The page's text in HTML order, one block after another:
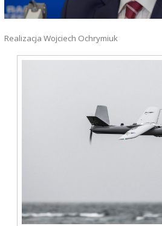
Realizacja Wojciech Ochrymiuk